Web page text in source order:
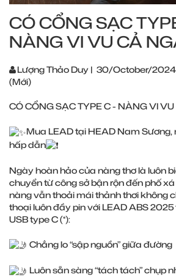
CÓ CỔNG SẠC
NÀNG VI VU CẢ
Lượng Thảo Duy | 30/October/2024
(Mới)
CÓ CỔNG SẠC TYPE C - NÀNG VI
Mua LEAD tại HEAD Nam
hấp dẫn
Ngày hoàn hảo của nàng thơ là luôn
chuyển từ công sở bận rộn đến phố
nàng vẫn thoải mái thảnh thơi không
thoại luôn đầy pin với LEAD ABS
USB type C (*):
Chẳng lo “sập nguồn” giữa đường
Luôn sẵn sàng “tách tách” chụp